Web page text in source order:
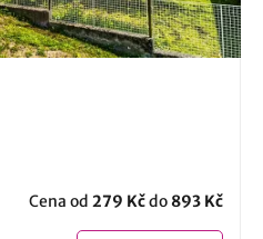
Cena od 279 Kčdo 893 Kč